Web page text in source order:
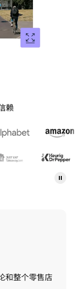
赖
和整个零售店